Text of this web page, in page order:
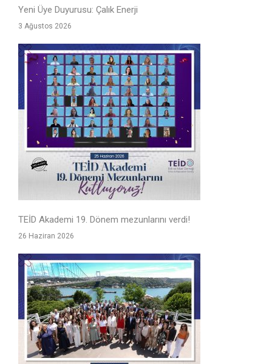
Yeni Üye Duyurusu: Çalık Enerji
3 Ağustos 2026
TEİD Akademi 19. Dönem mezunlarını verdi!
26 Haziran 2026